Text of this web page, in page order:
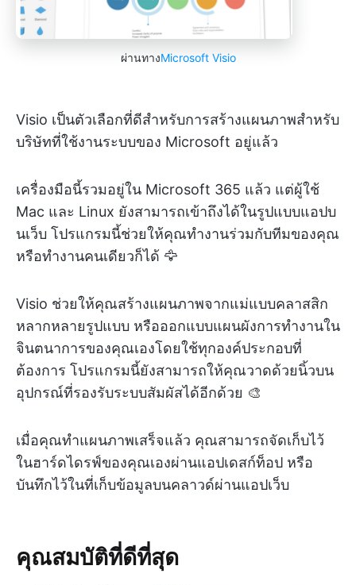
ผ่านทางMicrosoft Visio
Visio เป็นตัวเลือกที่ดีสำหรับการสร้างแผนภาพสำหรับ
บริษัทที่ใช้งานระบบของ Microsoft อยู่แล้ว
เครื่องมือนี้รวมอยู่ใน Microsoft 365 แล้ว แต่ผู้ใช้
Mac และ Linux ยังสามารถเข้าถึงได้ในรูปแบบแอปบ
นเว็บ โปรแกรมนี้ช่วยให้คุณทำงานร่วมกับทีมของคุณ
หรือทำงานคนเดียวก็ได้ 🦅
Visio ช่วยให้คุณสร้างแผนภาพจากแม่แบบคลาสสิก
หลากหลายรูปแบบ หรือออกแบบแผนผังการทำงานใน
จินตนาการของคุณเองโดยใช้ทุกองค์ประกอบที่
ต้องการ โปรแกรมนี้ยังสามารถให้คุณวาดด้วยนิ้วบน
อุปกรณ์ที่รองรับระบบสัมผัสได้อีกด้วย 🎨
เมื่อคุณทำแผนภาพเสร็จแล้ว คุณสามารถจัดเก็บไว้
ในฮาร์ดไดรฟ์ของคุณเองผ่านแอปเดสก์ท็อป หรือ
บันทึกไว้ในที่เก็บข้อมูลบนคลาวด์ผ่านแอปเว็บ
คุณสมบัติที่ดีที่สุด